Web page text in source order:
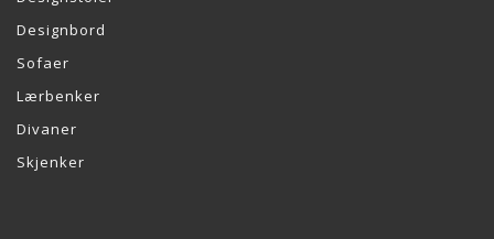
Designbord
Sofaer
Lærbenker
Divaner
Skjenker